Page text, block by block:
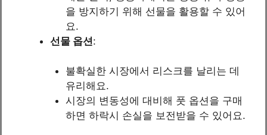
을 방지하기 위해 선물을 활용할 수 있어
요.
선물 옵션:
불확실한 시장에서 리스크를 날리는 데
유리해요.
시장의 변동성에 대비해 풋 옵션을 구매
하면 하락시 손실을 보전받을 수 있어요.